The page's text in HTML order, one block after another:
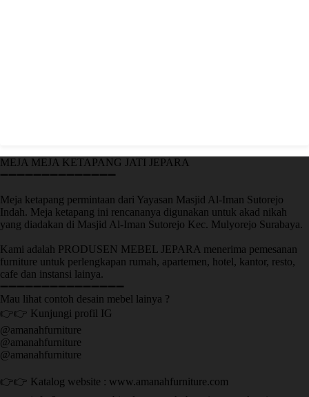
MEJA MEJA KETAPANG JATI JEPARA
➖➖➖➖➖➖➖➖➖➖➖➖➖➖
Meja ketapang permintaan dari Yayasan Masjid Al-Iman Sutorejo
Indah. Meja ketapang ini rencananya digunakan untuk akad nikah
yang diadakan di Masjid Al-Iman Sutorejo Kec. Mulyorejo Surabaya.
Kami adalah PRODUSEN MEBEL JEPARA menerima pemesanan
furniture untuk perlengkapan rumah, apartemen, hotel, kantor, resto,
cafe dan instansi lainya.
➖➖➖➖➖➖➖➖➖➖➖➖➖➖➖
Mau lihat contoh desain mebel lainya ?
👉👉 Kunjungi profil IG
@amanahfurniture
@amanahfurniture
@amanahfurniture
👉👉 Katalog website : www.amanahfurniture.com